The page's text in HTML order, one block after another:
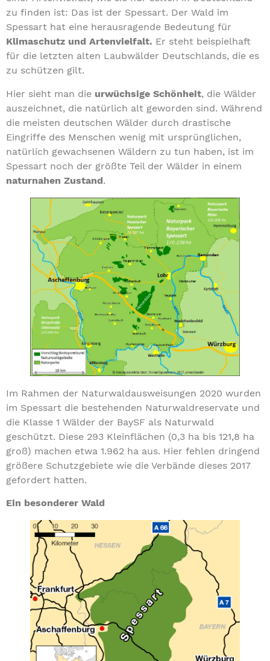
zu finden ist: Das ist der Spessart. Der Wald im
Spessart hat eine herausragende Bedeutung für
Klimaschutz und Artenvielfalt. Er steht beispielhaft
für die letzten alten Laubwälder Deutschlands, die es
zu schützen gilt.
Hier sieht man die urwüchsige Schönheit, die Wälder
auszeichnet, die natürlich alt geworden sind. Während
die meisten deutschen Wälder durch drastische
Eingriffe des Menschen wenig mit ursprünglichen,
natürlich gewachsenen Wäldern zu tun haben, ist im
Spessart noch der größte Teil der Wälder in einem
naturnahen Zustand.
Im Rahmen der Naturwaldausweisungen 2020 wurden
im Spessart die bestehenden Naturwaldreservate und
die Klasse 1 Wälder der BaySF als Naturwald
geschützt. Diese 293 Kleinflächen (0,3 ha bis 121,8 ha
groß) machen etwa 1.962 ha aus. Hier fehlen dringend
größere Schutzgebiete wie die Verbände dieses 2017
gefordert hatten.
Ein besonderer Wald